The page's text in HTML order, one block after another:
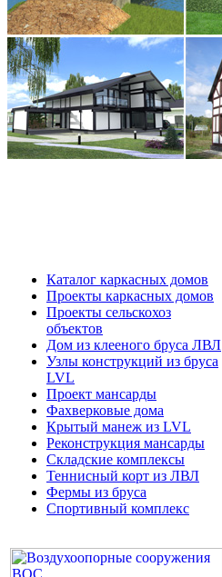
Каталог каркасных домов
Проекты каркасных домов
Проекты сельскохоз
объектов
Дом из клееного бруса ЛВЛ
Узлы конструкций из бруса
LVL
Проект мансарды
Фахверковые дома
Крытый манеж из LVL
Реконструкция мансарды
Складские комплексы
Теннисный корт из ЛВЛ
Фермы из бруса
Спортивный комплекс